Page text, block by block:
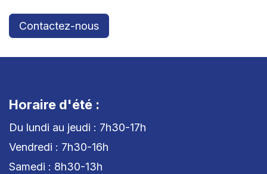
Contactez-nous
Horaire d'été :
Du lundi au jeudi : 7h30-17h
Vendredi : 7h30-16h
Samedi : 8h30-13h